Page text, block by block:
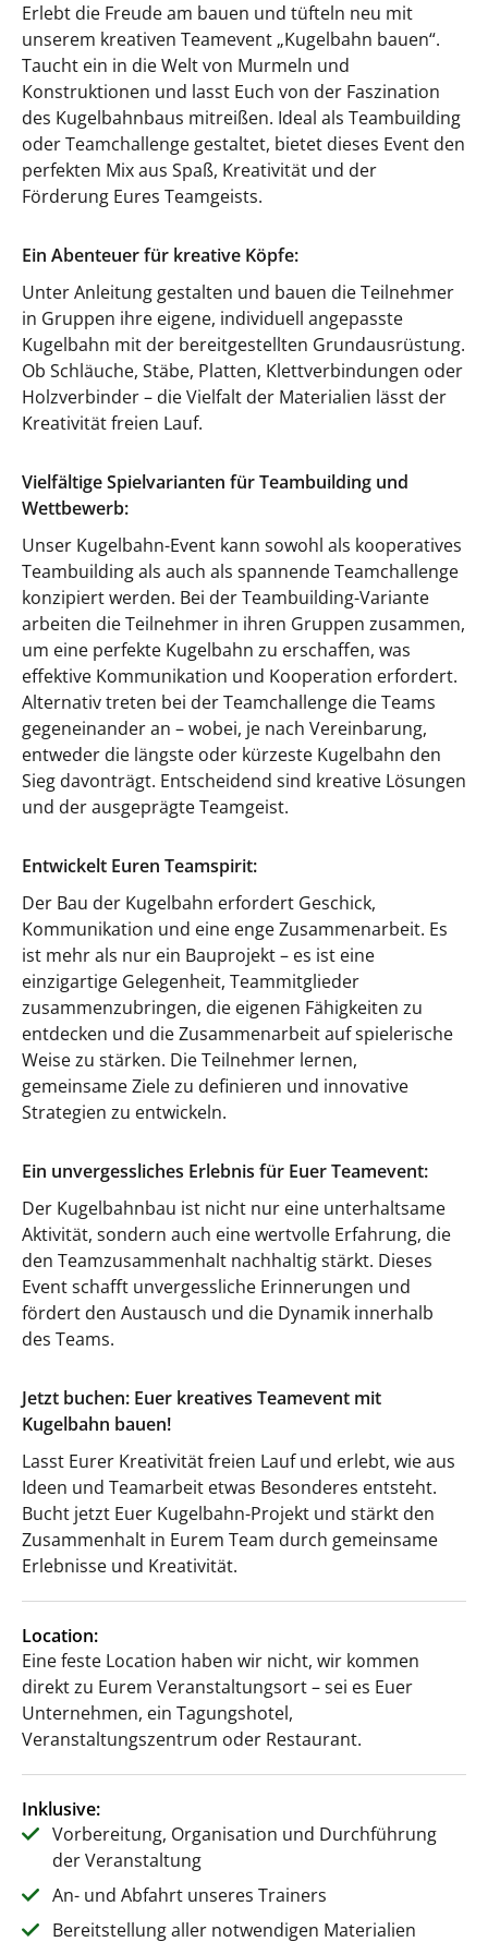
Erlebt die Freude am bauen und tüfteln neu mit
unserem kreativen Teamevent „Kugelbahn bauen“.
Taucht ein in die Welt von Murmeln und
Konstruktionen und lasst Euch von der Faszination
des Kugelbahnbaus mitreißen. Ideal als Teambuilding
oder Teamchallenge gestaltet, bietet dieses Event den
perfekten Mix aus Spaß, Kreativität und der
Förderung Eures Teamgeists.
Ein Abenteuer für kreative Köpfe:
Unter Anleitung gestalten und bauen die Teilnehmer
in Gruppen ihre eigene, individuell angepasste
Kugelbahn mit der bereitgestellten Grundausrüstung.
Ob Schläuche, Stäbe, Platten, Klettverbindungen oder
Holzverbinder – die Vielfalt der Materialien lässt der
Kreativität freien Lauf.
Vielfältige Spielvarianten für Teambuilding und
Wettbewerb:
Unser Kugelbahn-Event kann sowohl als kooperatives
Teambuilding als auch als spannende Teamchallenge
konzipiert werden. Bei der Teambuilding-Variante
arbeiten die Teilnehmer in ihren Gruppen zusammen,
um eine perfekte Kugelbahn zu erschaffen, was
effektive Kommunikation und Kooperation erfordert.
Alternativ treten bei der Teamchallenge die Teams
gegeneinander an – wobei, je nach Vereinbarung,
entweder die längste oder kürzeste Kugelbahn den
Sieg davonträgt. Entscheidend sind kreative Lösungen
und der ausgeprägte Teamgeist.
Entwickelt Euren Teamspirit:
Der Bau der Kugelbahn erfordert Geschick,
Kommunikation und eine enge Zusammenarbeit. Es
ist mehr als nur ein Bauprojekt – es ist eine
einzigartige Gelegenheit, Teammitglieder
zusammenzubringen, die eigenen Fähigkeiten zu
entdecken und die Zusammenarbeit auf spielerische
Weise zu stärken. Die Teilnehmer lernen,
gemeinsame Ziele zu definieren und innovative
Strategien zu entwickeln.
Ein unvergessliches Erlebnis für Euer Teamevent:
Der Kugelbahnbau ist nicht nur eine unterhaltsame
Aktivität, sondern auch eine wertvolle Erfahrung, die
den Teamzusammenhalt nachhaltig stärkt. Dieses
Event schafft unvergessliche Erinnerungen und
fördert den Austausch und die Dynamik innerhalb
des Teams.
Jetzt buchen: Euer kreatives Teamevent mit
Kugelbahn bauen!
Lasst Eurer Kreativität freien Lauf und erlebt, wie aus
Ideen und Teamarbeit etwas Besonderes entsteht.
Bucht jetzt Euer Kugelbahn-Projekt und stärkt den
Zusammenhalt in Eurem Team durch gemeinsame
Erlebnisse und Kreativität.
Location:
Eine feste Location haben wir nicht, wir kommen
direkt zu Eurem Veranstaltungsort – sei es Euer
Unternehmen, ein Tagungshotel,
Veranstaltungszentrum oder Restaurant.
Inklusive:
Vorbereitung, Organisation und Durchführung
der Veranstaltung
An- und Abfahrt unseres Trainers
Bereitstellung aller notwendigen Materialien